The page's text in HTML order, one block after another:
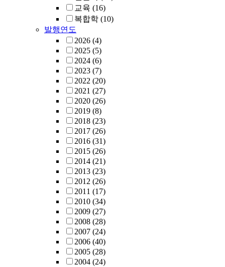
교육 (16)
복합학 (10)
발행연도
2026 (4)
2025 (5)
2024 (6)
2023 (7)
2022 (20)
2021 (27)
2020 (26)
2019 (8)
2018 (23)
2017 (26)
2016 (31)
2015 (26)
2014 (21)
2013 (23)
2012 (26)
2011 (17)
2010 (34)
2009 (27)
2008 (28)
2007 (24)
2006 (40)
2005 (28)
2004 (24)